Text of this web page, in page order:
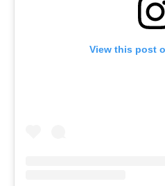
View this post